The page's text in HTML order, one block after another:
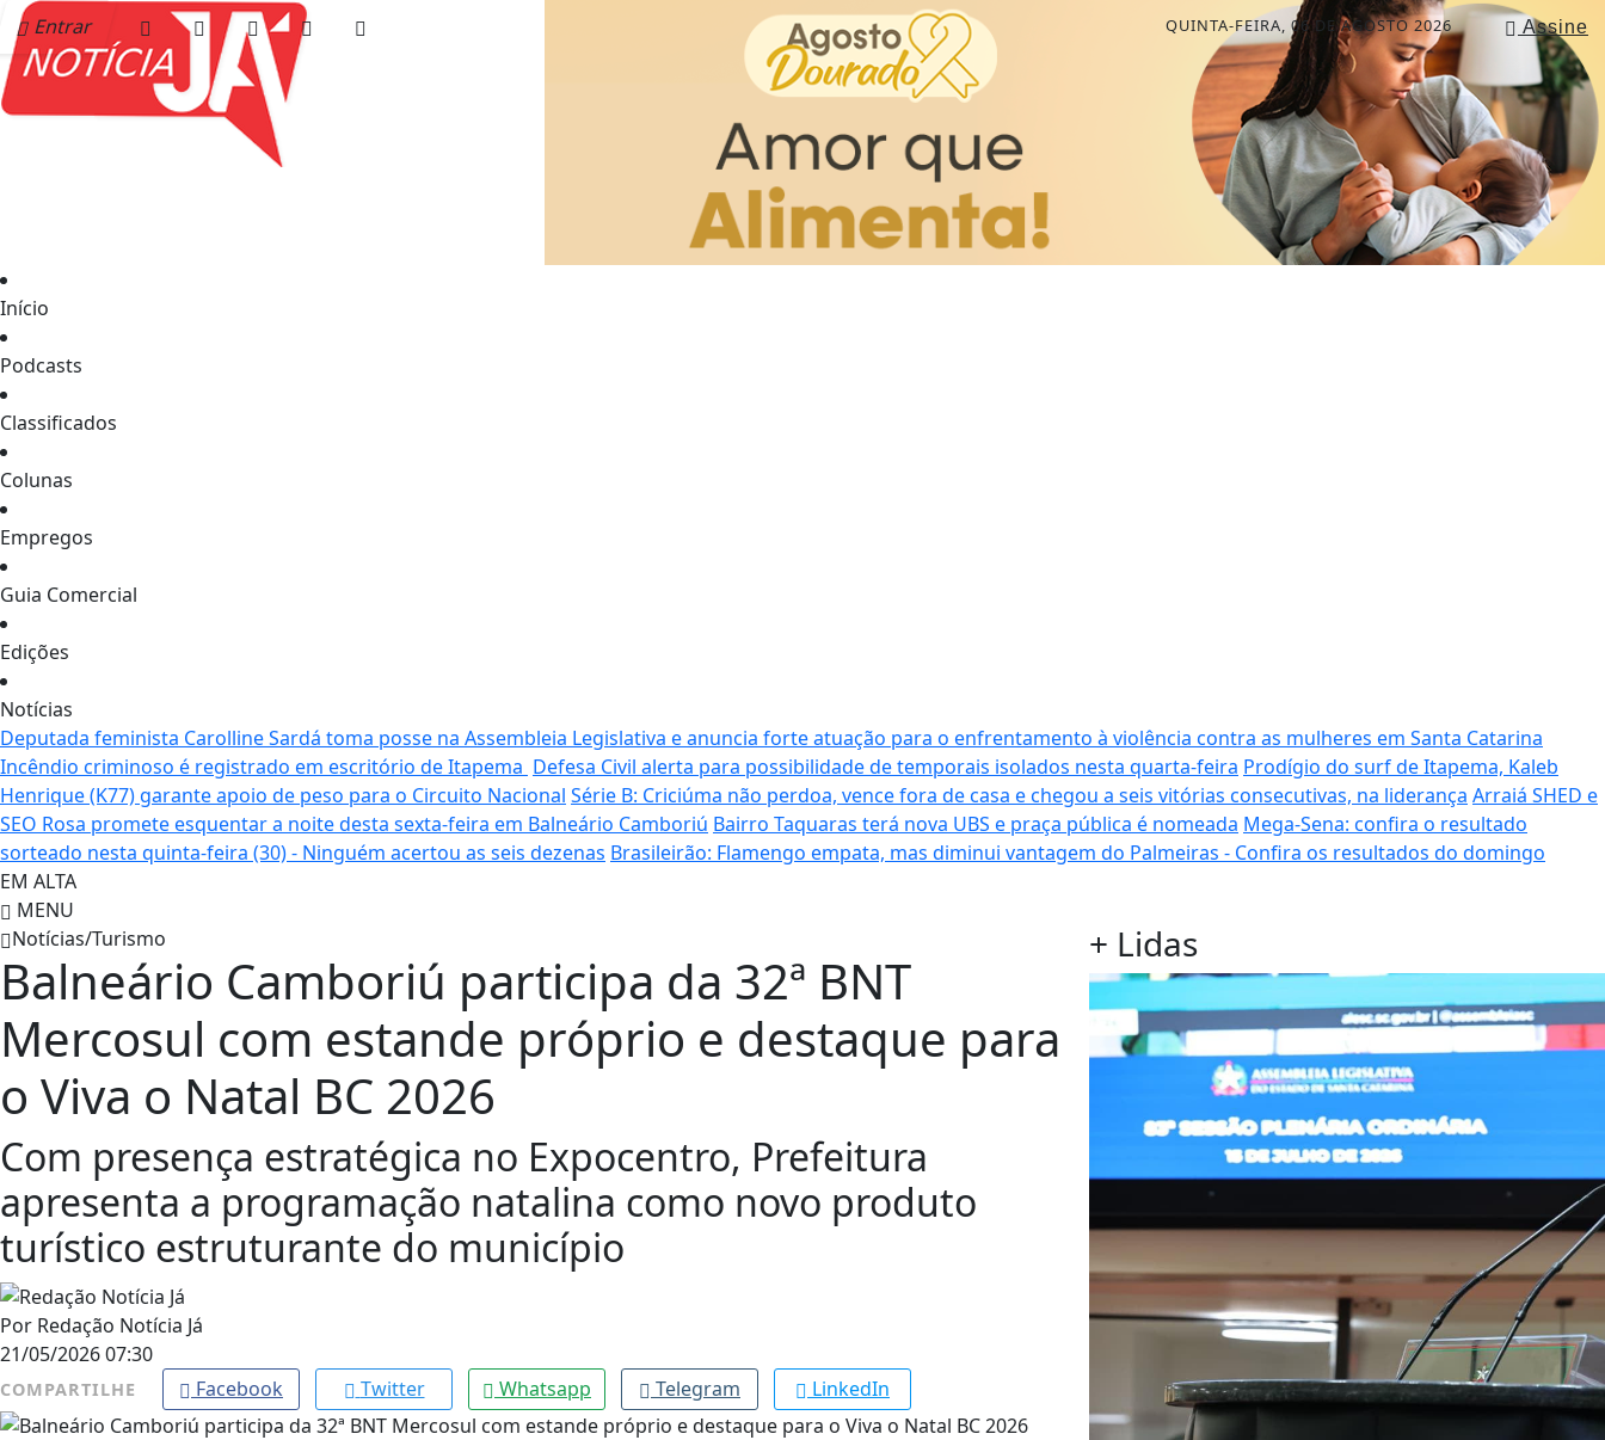
Entrar Assine
QUINTA-FEIRA, 06 DE AGOSTO 2026
Início
Podcasts
Classificados
Colunas
Empregos
Guia Comercial
Edições
Notícias
Deputada feminista Carolline Sardá toma posse na Assembleia Legislativa e anuncia forte atuação para o enfrentamento à violência contra as mulheres em Santa Catarina
Incêndio criminoso é registrado em escritório de Itapema Defesa Civil alerta para possibilidade de temporais isolados nesta quarta-feira Prodígio do surf de Itapema, Kaleb
Henrique (K77) garante apoio de peso para o Circuito Nacional Série B: Criciúma não perdoa, vence fora de casa e chegou a seis vitórias consecutivas, na liderança Arraiá SHED e
SEO Rosa promete esquentar a noite desta sexta-feira em Balneário Camboriú Bairro Taquaras terá nova UBS e praça pública é nomeada Mega-Sena: confira o resultado
sorteado nesta quinta-feira (30) - Ninguém acertou as seis dezenas Brasileirão: Flamengo empata, mas diminui vantagem do Palmeiras - Confira os resultados do domingo
EM ALTA
MENU
Notícias/Turismo
Balneário Camboriú participa da 32ª BNT
Mercosul com estande próprio e destaque para
o Viva o Natal BC 2026
Com presença estratégica no Expocentro, Prefeitura
apresenta a programação natalina como novo produto
turístico estruturante do município
Por Redação Notícia Já
21/05/2026 07:30
COMPARTILHE Facebook Twitter Whatsapp Telegram LinkedIn
+ Lidas